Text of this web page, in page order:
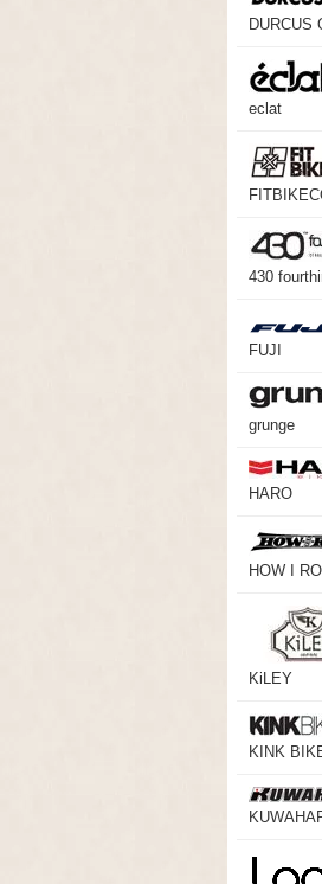
DURCUS
eclat
430
FUJI
grunge
HARO
HOW I
KiLEY
KINK